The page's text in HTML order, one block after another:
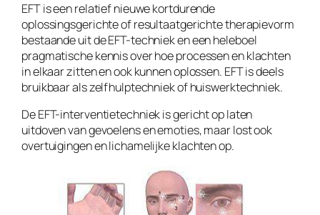
EFT is een relatief nieuwe kortdurende
oplossingsgerichte of resultaatgerichte therapievorm
bestaande uit de EFT-techniek en een heleboel
pragmatische kennis over hoe processen en klachten
in elkaar zitten en ook kunnen oplossen. EFT is deels
bruikbaar als zelfhulptechniek of huiswerktechniek.
De EFT-interventietechniek is gericht op laten
uitdoven van gevoelens en emoties, maar lost ook
overtuigingen en lichamelijke klachten op.